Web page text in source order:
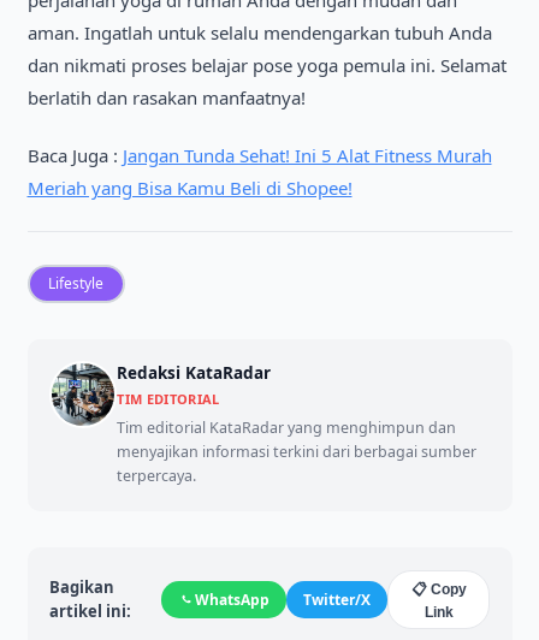
aman. Ingatlah untuk selalu mendengarkan tubuh Anda
dan nikmati proses belajar pose yoga pemula ini. Selamat
berlatih dan rasakan manfaatnya!
Baca Juga : Jangan Tunda Sehat! Ini 5 Alat Fitness Murah
Meriah yang Bisa Kamu Beli di Shopee!
Lifestyle
Redaksi KataRadar
TIM EDITORIAL
Tim editorial KataRadar yang menghimpun dan
menyajikan informasi terkini dari berbagai sumber
terpercaya.
Bagikan
artikel ini:
WhatsApp Twitter/X
📋 Copy
Link